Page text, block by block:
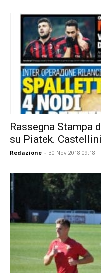
Rassegna Stampa
su Piatek.
Redazione - 30 Nov 2018 09:18